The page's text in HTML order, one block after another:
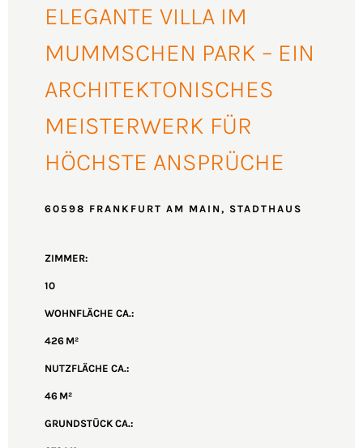
ELEGANTE VILLA IM
MUMMSCHEN PARK – EIN
ARCHITEKTONISCHES
MEISTERWERK FÜR
HÖCHSTE ANSPRÜCHE
60598 FRANKFURT AM MAIN, STADTHAUS
ZIMMER:
10
WOHNFLÄCHE CA.:
426 M²
NUTZFLÄCHE CA.:
46 M²
GRUND­STÜCK CA.: